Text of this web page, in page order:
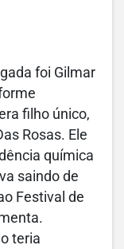
foi Gilmar
filho único,
Rosas. Ele
química
saindo de
Festival de
teria